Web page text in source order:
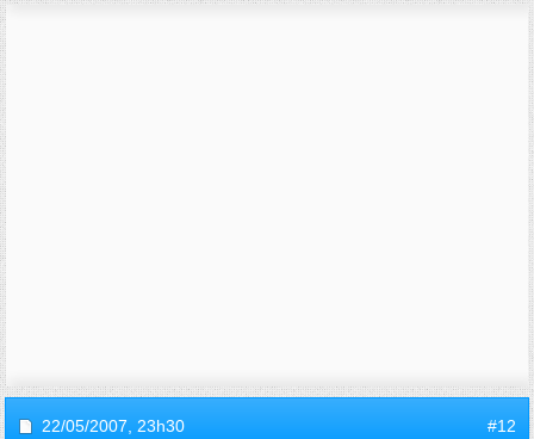
22/05/2007, 23h30 #12